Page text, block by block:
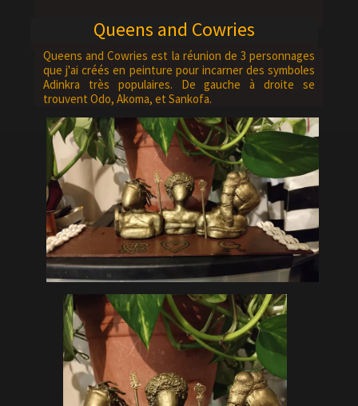
Queens and Cowries est la réunion de 3 personnages
que j'ai créés en peinture pour incarner des symboles
Adinkra très populaires. De gauche à droite se
trouvent Odo, Akoma, et Sankofa.
Queens and Cowries